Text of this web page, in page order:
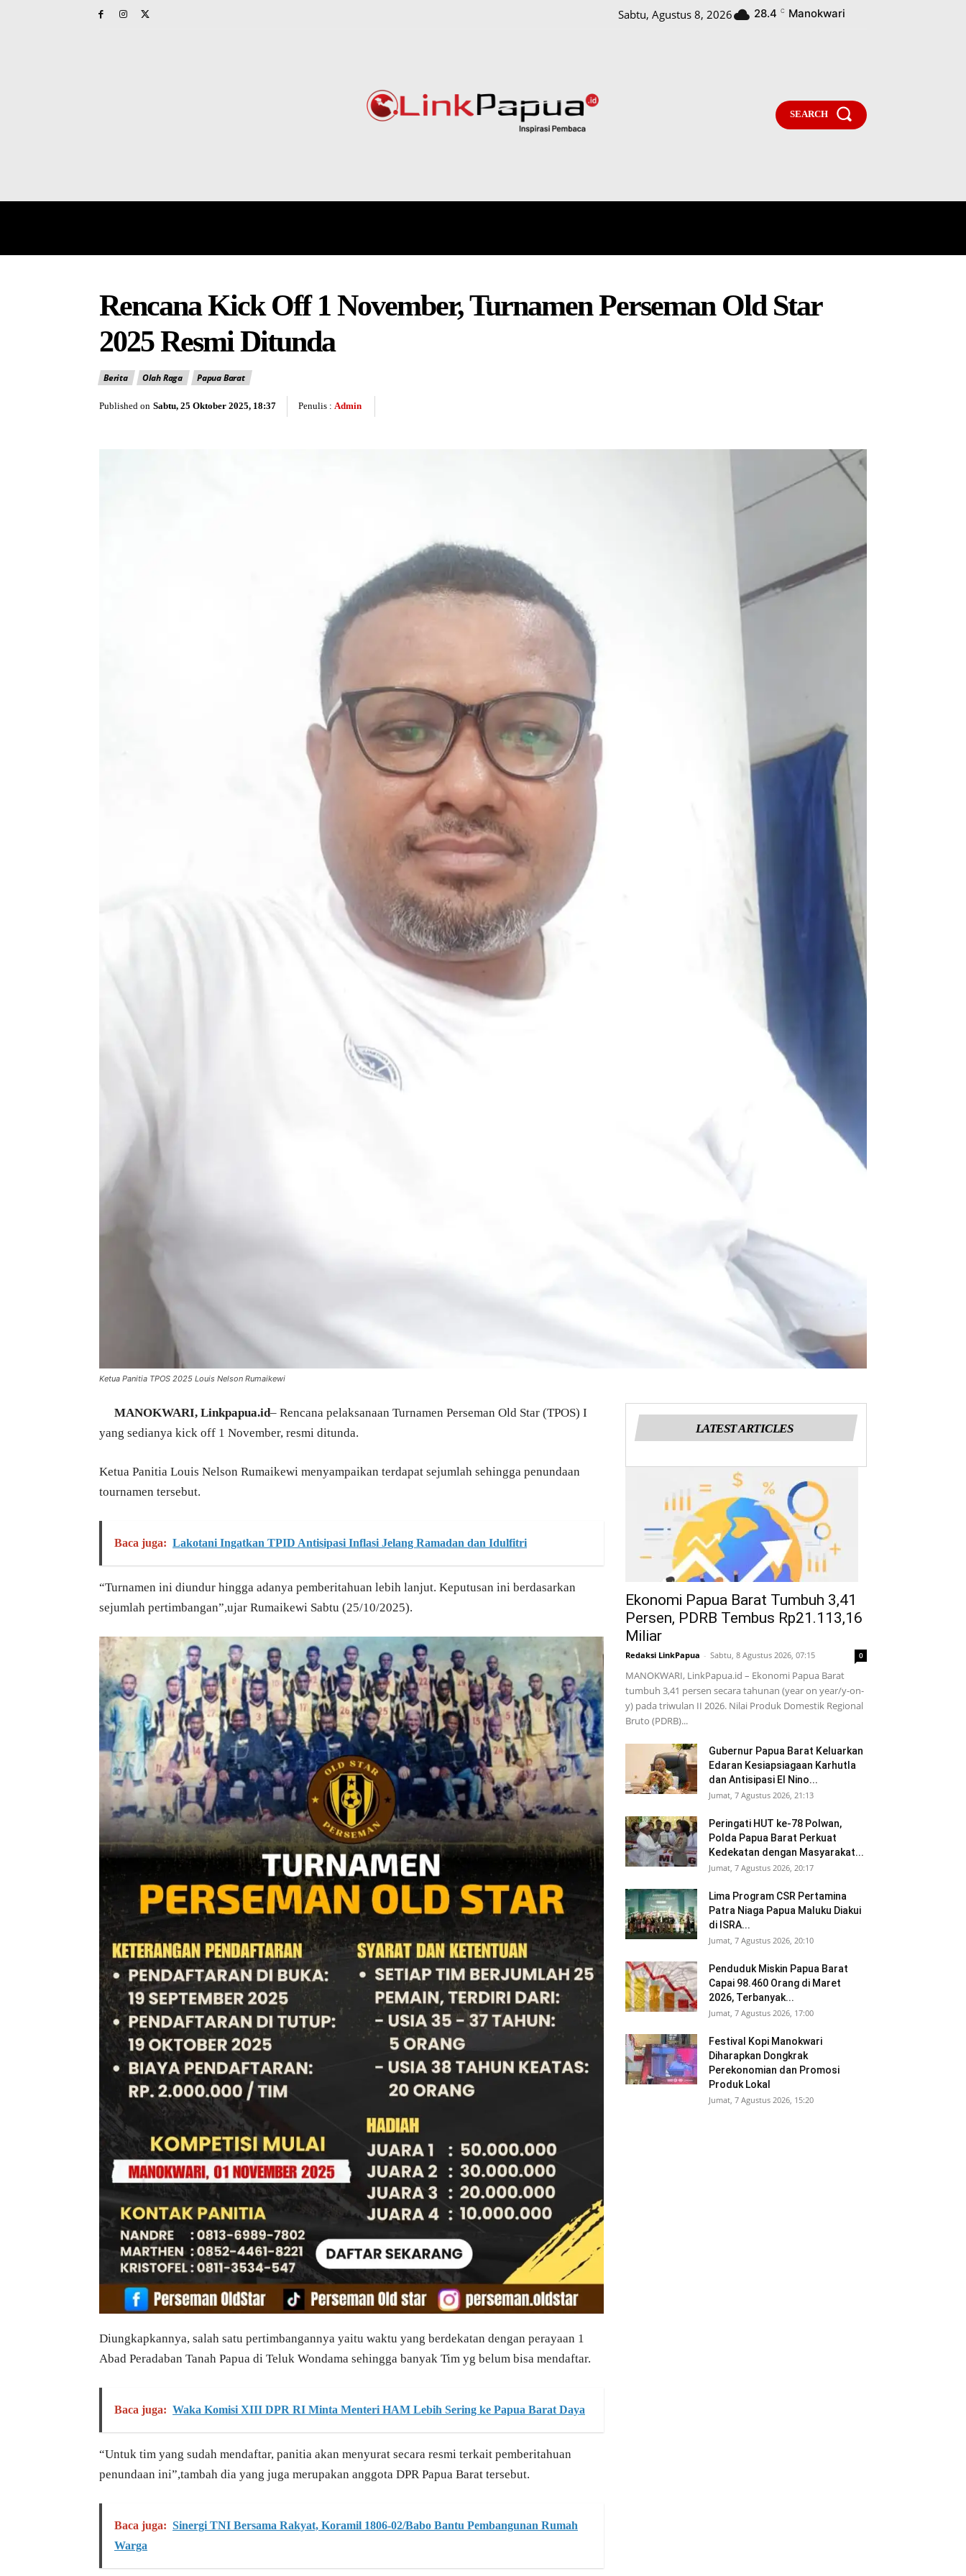
Sabtu, Agustus 8, 2026 28.4 C Manokwari
SEARCH
Rencana Kick Off 1 November, Turnamen Perseman Old Star
2025 Resmi Ditunda
Berita Olah Raga Papua Barat
Published on Sabtu, 25 Oktober 2025, 18:37 Penulis : Admin
Ketua Panitia TPOS 2025 Louis Nelson Rumaikewi
MANOKWARI, Linkpapua.id– Rencana pelaksanaan Turnamen Perseman Old Star (TPOS) I
yang sedianya kick off 1 November, resmi ditunda.
Ketua Panitia Louis Nelson Rumaikewi menyampaikan terdapat sejumlah sehingga penundaan
tournamen tersebut.
Baca juga: Lakotani Ingatkan TPID Antisipasi Inflasi Jelang Ramadan dan Idulfitri
“Turnamen ini diundur hingga adanya pemberitahuan lebih lanjut. Keputusan ini berdasarkan
sejumlah pertimbangan”,ujar Rumaikewi Sabtu (25/10/2025).
Diungkapkannya, salah satu pertimbangannya yaitu waktu yang berdekatan dengan perayaan 1
Abad Peradaban Tanah Papua di Teluk Wondama sehingga banyak Tim yg belum bisa mendaftar.
Baca juga: Waka Komisi XIII DPR RI Minta Menteri HAM Lebih Sering ke Papua Barat Daya
“Untuk tim yang sudah mendaftar, panitia akan menyurat secara resmi terkait pemberitahuan
penundaan ini”,tambah dia yang juga merupakan anggota DPR Papua Barat tersebut.
Baca juga: Sinergi TNI Bersama Rakyat, Koramil 1806-02/Babo Bantu Pembangunan Rumah
Warga
LATEST ARTICLES
Ekonomi Papua Barat Tumbuh 3,41
Persen, PDRB Tembus Rp21.113,16
Miliar
Redaksi LinkPapua - Sabtu, 8 Agustus 2026, 07:15 0
MANOKWARI, LinkPapua.id – Ekonomi Papua Barat
tumbuh 3,41 persen secara tahunan (year on year/y-on-
y) pada triwulan II 2026. Nilai Produk Domestik Regional
Bruto (PDRB)...
Gubernur Papua Barat Keluarkan
Edaran Kesiapsiagaan Karhutla
dan Antisipasi El Nino...
Jumat, 7 Agustus 2026, 21:13
Peringati HUT ke-78 Polwan,
Polda Papua Barat Perkuat
Kedekatan dengan Masyarakat...
Jumat, 7 Agustus 2026, 20:17
Lima Program CSR Pertamina
Patra Niaga Papua Maluku Diakui
di ISRA...
Jumat, 7 Agustus 2026, 20:10
Penduduk Miskin Papua Barat
Capai 98.460 Orang di Maret
2026, Terbanyak...
Jumat, 7 Agustus 2026, 17:00
Festival Kopi Manokwari
Diharapkan Dongkrak
Perekonomian dan Promosi
Produk Lokal
Jumat, 7 Agustus 2026, 15:20